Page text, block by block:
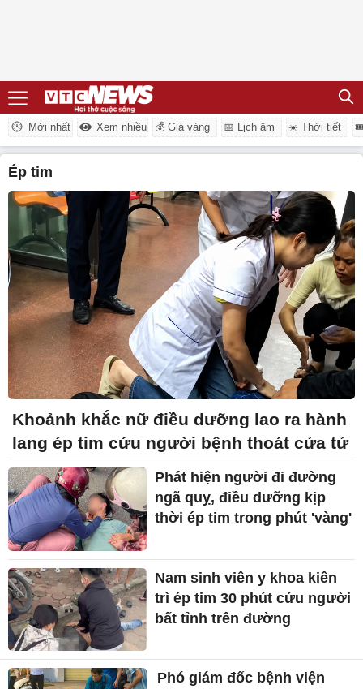
Mới nhất Xem nhiều 💰 Giá vàng 📅 Lịch âm ☀️ Thời tiết
ép tim
Khoảnh khắc nữ điều dưỡng lao ra hành
lang ép tim cứu người bệnh thoát cửa tử
Phát hiện người đi đường
ngã quỵ, điều dưỡng kịp
thời ép tim trong phút 'vàng'
Nam sinh viên y khoa kiên
trì ép tim 30 phút cứu người
bất tỉnh trên đường
Phó giám đốc bệnh viện